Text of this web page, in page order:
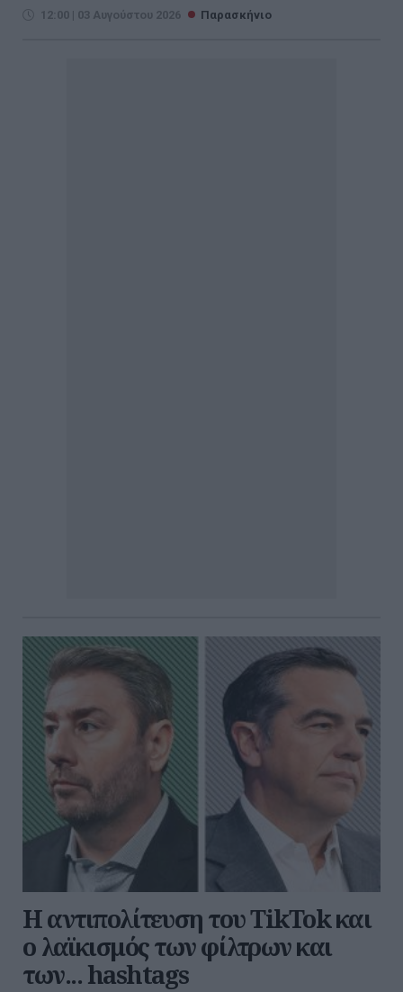
12:00 | 03 Αυγούστου 2026 Παρασκήνιο
Η αντιπολίτευση του TikTok και
ο λαϊκισμός των φίλτρων και
των... hashtags